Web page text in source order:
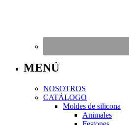
MENÚ
NOSOTROS
CATÁLOGO
Moldes de silicona
Animales